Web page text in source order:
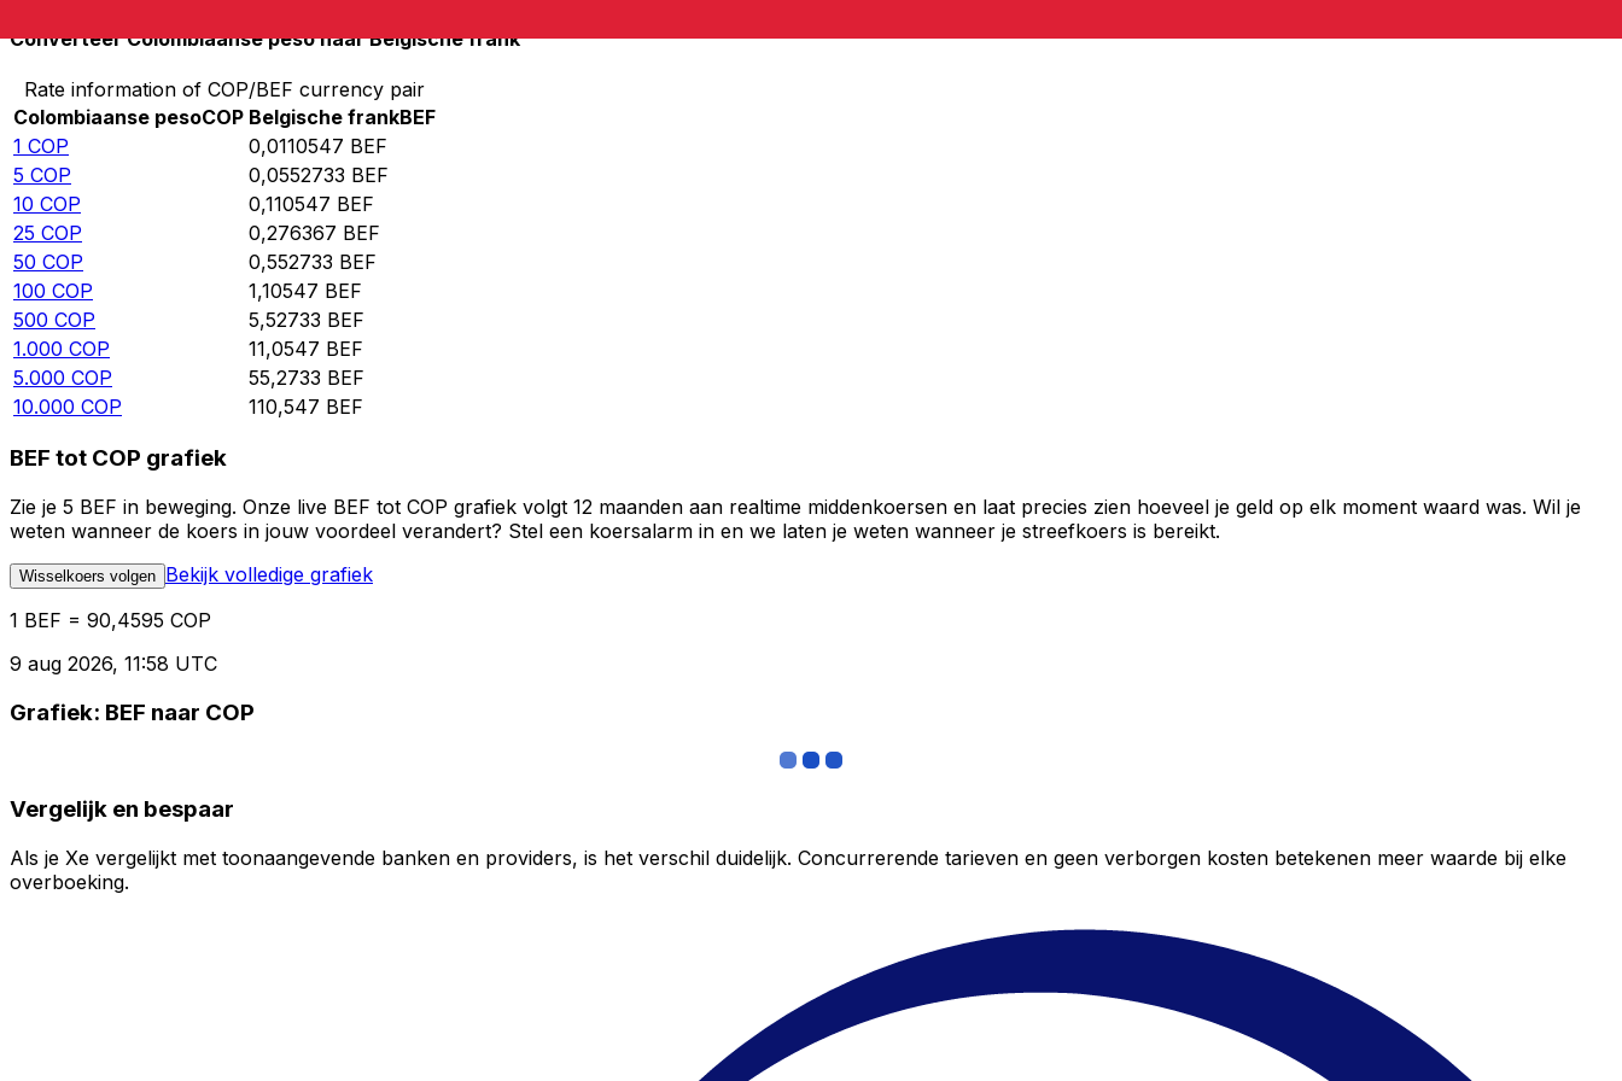
Converteer Colombiaanse peso naar Belgische frank
Rate information of COP/BEF currency pair
Colombiaanse pesoCOP Belgische frankBEF
1 COP 0,0110547 BEF
5 COP 0,0552733 BEF
10 COP 0,110547 BEF
25 COP 0,276367 BEF
50 COP 0,552733 BEF
100 COP 1,10547 BEF
500 COP 5,52733 BEF
1.000 COP 11,0547 BEF
5.000 COP 55,2733 BEF
10.000 COP 110,547 BEF
BEF tot COP grafiek
Zie je 5 BEF in beweging. Onze live BEF tot COP grafiek volgt 12 maanden aan realtime middenkoersen en laat precies zien hoeveel je geld op elk moment waard was. Wil je
weten wanneer de koers in jouw voordeel verandert? Stel een koersalarm in en we laten je weten wanneer je streefkoers is bereikt.
Wisselkoers volgen Bekijk volledige grafiek
1 BEF = 90,4595 COP
9 aug 2026, 11:58 UTC
Grafiek: BEF naar COP
Vergelijk en bespaar
Als je Xe vergelijkt met toonaangevende banken en providers, is het verschil duidelijk. Concurrerende tarieven en geen verborgen kosten betekenen meer waarde bij elke
overboeking.